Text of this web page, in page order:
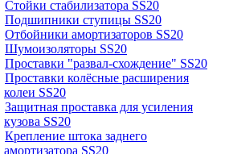
Стойки стабилизатора SS20
Подшипники ступицы SS20
Отбойники амортизаторов SS20
Шумоизоляторы SS20
Проставки "развал-схождение" SS20
Проставки колёсные расширения
колеи SS20
Защитная проставка для усиления
кузова SS20
Крепление штока заднего
амортизатора SS20